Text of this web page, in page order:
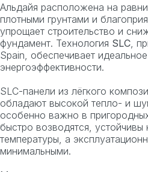
Альдайя расположена на
плотными грунтами и
упрощает строительство и
фундамент. Технология SLC ,
Spain, обеспечивает
энергоэффективности.
SLC-панели из лёгкого
обладают высокой тепло- и
особенно важно в
быстро возводятся,
температуры, а
минимальными.